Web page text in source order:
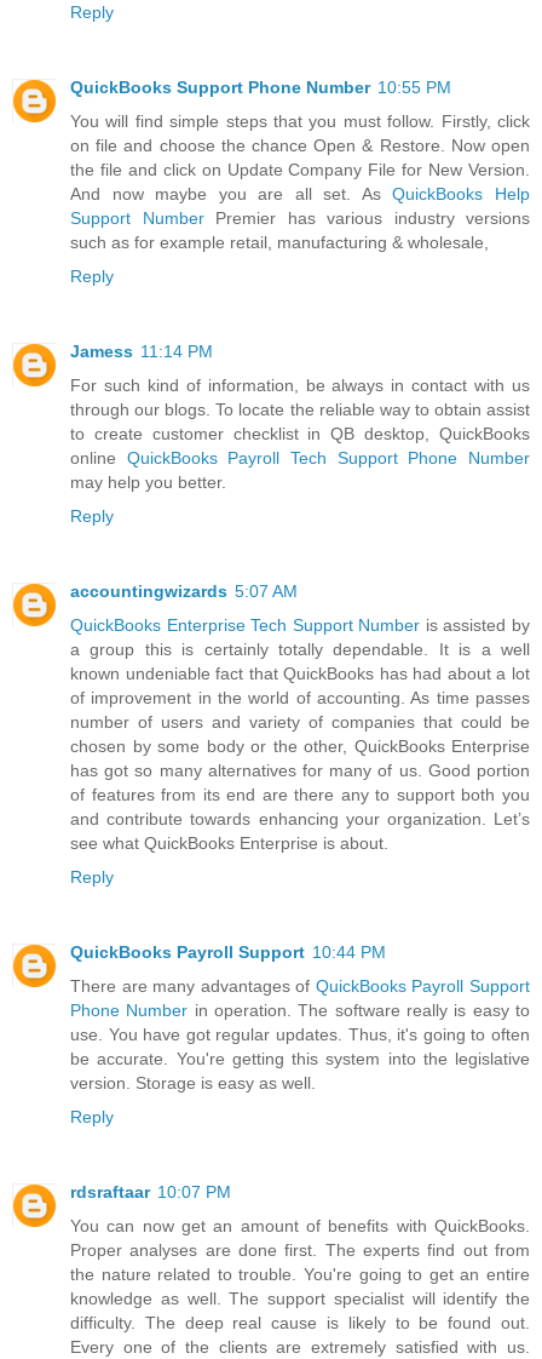
Reply
QuickBooks Support Phone Number 10:55 PM
You will find simple steps that you must follow. Firstly, click
on file and choose the chance Open & Restore. Now open
the file and click on Update Company File for New Version.
And now maybe you are all set. AsQuickBooks Help
Support NumberPremier has various industry versions
such as for example retail, manufacturing & wholesale,
Reply
Jamess 11:14 PM
For such kind of information, be always in contact with us
through our blogs. To locate the reliable way to obtain assist
to create customer checklist in QB desktop, QuickBooks
online QuickBooks Payroll Tech Support Phone Number
may help you better.
Reply
accountingwizards 5:07 AM
QuickBooks Enterprise Tech Support Number is assisted by
a group this is certainly totally dependable. It is a well
known undeniable fact that QuickBooks has had about a lot
of improvement in the world of accounting. As time passes
number of users and variety of companies that could be
chosen by some body or the other, QuickBooks Enterprise
has got so many alternatives for many of us. Good portion
of features from its end are there any to support both you
and contribute towards enhancing your organization. Let’s
see what QuickBooks Enterprise is about.
Reply
QuickBooks Payroll Support 10:44 PM
There are many advantages of QuickBooks Payroll Support
Phone Number in operation. The software really is easy to
use. You have got regular updates. Thus, it's going to often
be accurate. You're getting this system into the legislative
version. Storage is easy as well.
Reply
rdsraftaar 10:07 PM
You can now get an amount of benefits with QuickBooks.
Proper analyses are done first. The experts find out from
the nature related to trouble. You're going to get an entire
knowledge as well. The support specialist will identify the
difficulty. The deep real cause is likely to be found out.
Every one of the clients are extremely satisfied with us.